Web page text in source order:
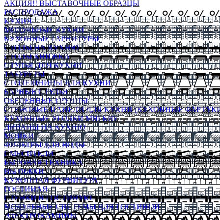
АКЦИЯ!! ВЫСТАВОЧНЫЕ ОБРАЗЦЫ
РАСПРОДАЖА
КУХНЯ
МОДУЛЬНЫЕ КУХНИ
КУХОННЫЕ ГАРНИТУРЫ
СТОЛЫ НА КУХНЮ
СТОЛЫ КНИЖКИ
СТУЛЬЯ ДЛЯ КУХНИ
ТАБУРЕТЫ
СТОЛЕШНИЦЫ ДЛЯ КУХНИ
БАРНЫЕ СТУЛЬЯ
ОБЕДЕННЫЕ ГРУППЫ
СТЕНОВЫЕ ПАНЕЛИ ДЛЯ КУХНИ (КУХОННЫЕ
КУХОННЫЕ УГОЛКИ МЯГКИЕ
ДИВАНЫ НА КУХНЮ
МОЙКИ
ФИЛЬТРЫ ДЛЯ ВОДЫ
СМЕСИТЕЛИ
БЫТОВАЯ ТЕХНИКА
ВЫТЯЖКИ
КУХОННАЯ ФУРНИТУРА
ГОСТИНАЯ
СТЕНКИ В ГОСТИНУЮ
МОДУЛЬНЫЕ СИСТЕМЫ ДЛЯ ГОСТИНОЙ
ЭЛЕКТРОКАМИНЫ